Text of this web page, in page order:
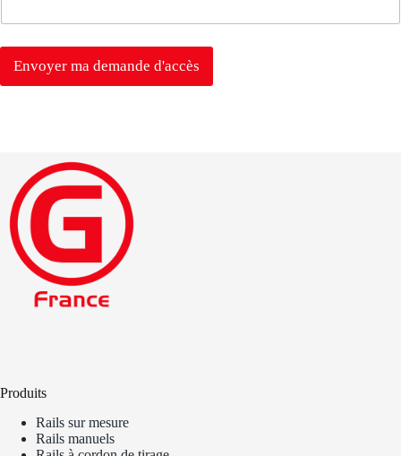
R
Envoyer ma demande d'accès
Produits
Rails sur mesure
Rails manuels